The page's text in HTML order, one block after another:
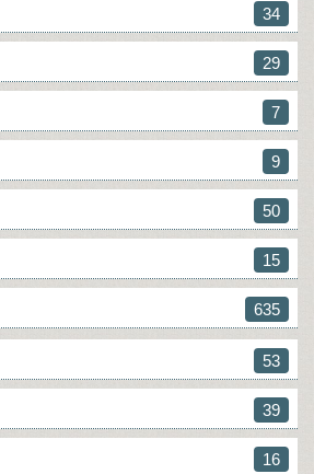
34
29
7
9
50
15
635
53
39
16